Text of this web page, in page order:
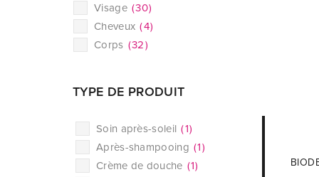
Visage (30)
Cheveux (4)
Corps (32)
TYPE DE PRODUIT
Soin après-soleil (1)
Après-shampooing (1)
Crème de douche (1)